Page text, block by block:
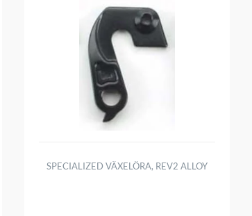
SPECIALIZED VÄXELÖRA, REV2 ALLOY